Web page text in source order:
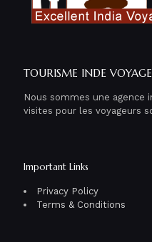
TOURISME INDE
Nous sommes une agence
visites pour les voyageurs
Important Links
Privacy Policy
Terms & Conditions